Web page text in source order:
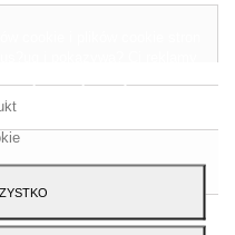
cookie i plików cookie stron
u?ycie, naci?nij przycisk